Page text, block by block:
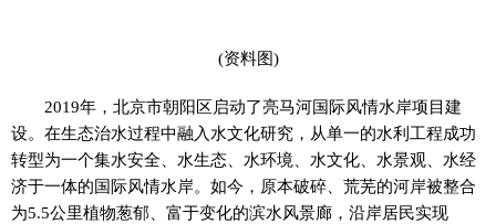
(资料图)
2019年，北京市朝阳区启动了亮马河国际风情水岸项目建
设。在生态治水过程中融入水文化研究，从单一的水利工程成功
转型为一个集水安全、水生态、水环境、水文化、水景观、水经
济于一体的国际风情水岸。如今，原本破碎、荒芜的河岸被整合
为5.5公里植物葱郁、富于变化的滨水风景廊，沿岸居民实现